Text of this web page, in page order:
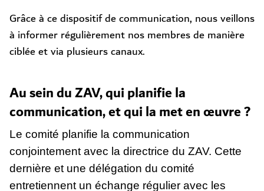
Grâce à ce dispositif de communication, nous veillons
à informer régulièrement nos membres de manière
ciblée et via plusieurs canaux.
Au sein du ZAV, qui planifie la
communication, et qui la met en œuvre ?
Le comité planifie la communication
conjointement avec la directrice du ZAV. Cette
dernière et une délégation du comité
entretiennent un échange régulier avec les